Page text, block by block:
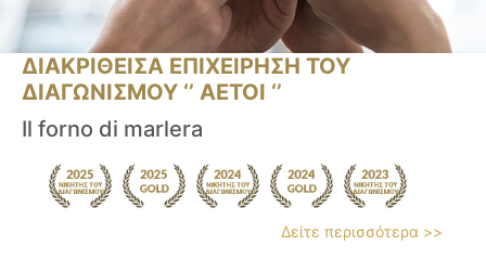
ΔΙΑΚΡΙΘΕΙΣΑ ΕΠΙΧΕΙΡΗΣΗ ΤΟΥ
ΔΙΑΓΩΝΙΣΜΟΥ ‘’ ΑΕΤΟΙ ‘’
Il forno di marlera
Δείτε περισσότερα >>